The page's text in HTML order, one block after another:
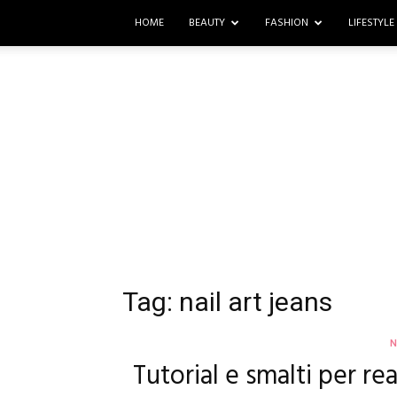
HOME BEAUTY FASHION LIFESTYLE
Tag: nail art jeans
Tutorial e smalti per